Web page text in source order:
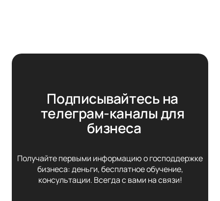
Подписывайтесь на
телеграм-каналы для
бизнеса
Получайте первыми информацию о господдержке
бизнеса: деньги, бесплатное обучение,
консультации. Всегда с вами на связи!